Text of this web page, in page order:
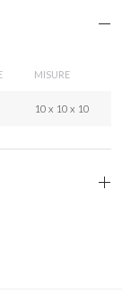
MISURE
10 x 10 x 10